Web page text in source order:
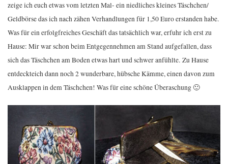
zeige ich euch etwas vom letzten Mal- ein niedliches kleines Täschchen/
Geldbörse das ich nach zähen Verhandlungen für 1,50 Euro erstanden habe.
Was für ein erfolgfreiches Geschäft das tatsächlich war, erfuhr ich erst zu
Hause: Mir war schon beim Entgegennehmen am Stand aufgefallen, dass
sich das Täschchen am Boden etwas hart und schwer anfühlte. Zu Hause
entdeckteich dann noch 2 wunderbare, hübsche Kämme, einen davon zum
Ausklappen in dem Täschchen! Was für eine schöne Überaschung 🙂